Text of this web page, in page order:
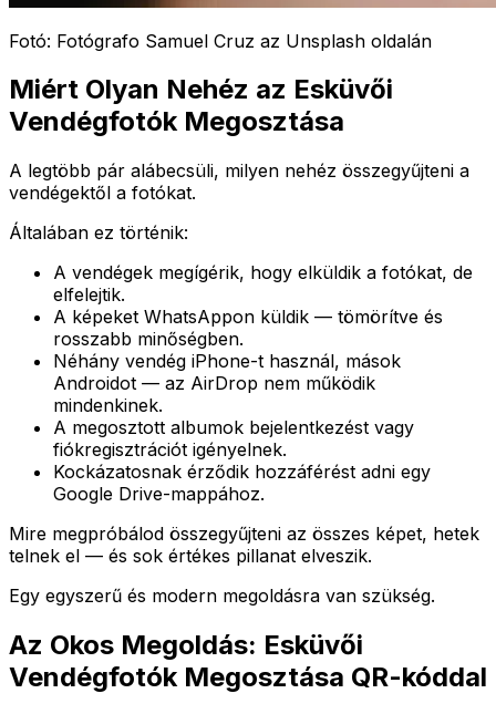
Fotó: Fotógrafo Samuel Cruz az Unsplash oldalán
Miért Olyan Nehéz az Esküvői
Vendégfotók Megosztása
A legtöbb pár alábecsüli, milyen nehéz összegyűjteni a
vendégektől a fotókat.
Általában ez történik:
A vendégek megígérik, hogy elküldik a fotókat, de
elfelejtik.
A képeket WhatsAppon küldik — tömörítve és
rosszabb minőségben.
Néhány vendég iPhone-t használ, mások
Androidot — az AirDrop nem működik
mindenkinek.
A megosztott albumok bejelentkezést vagy
fiókregisztrációt igényelnek.
Kockázatosnak érződik hozzáférést adni egy
Google Drive-mappához.
Mire megpróbálod összegyűjteni az összes képet, hetek
telnek el — és sok értékes pillanat elveszik.
Egy egyszerű és modern megoldásra van szükség.
Az Okos Megoldás: Esküvői
Vendégfotók Megosztása QR-kóddal